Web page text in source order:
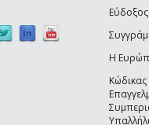
Εύδοξος
Η
Κώδικας